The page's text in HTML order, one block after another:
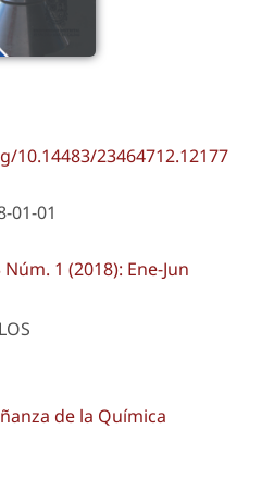
10.14483/23464712.12177
01-01
1 (2018): Ene-Jun
de la Química